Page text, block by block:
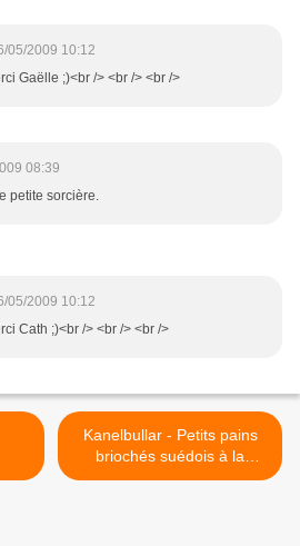
05/2009 10:12
Gaëlle ;)<br /> <br /> <br />
08:39
petite sorcière.
05/2009 10:12
Cath ;)<br /> <br /> <br />
Kanelbullar - Petits pains
briochés suédois à la
canelle >